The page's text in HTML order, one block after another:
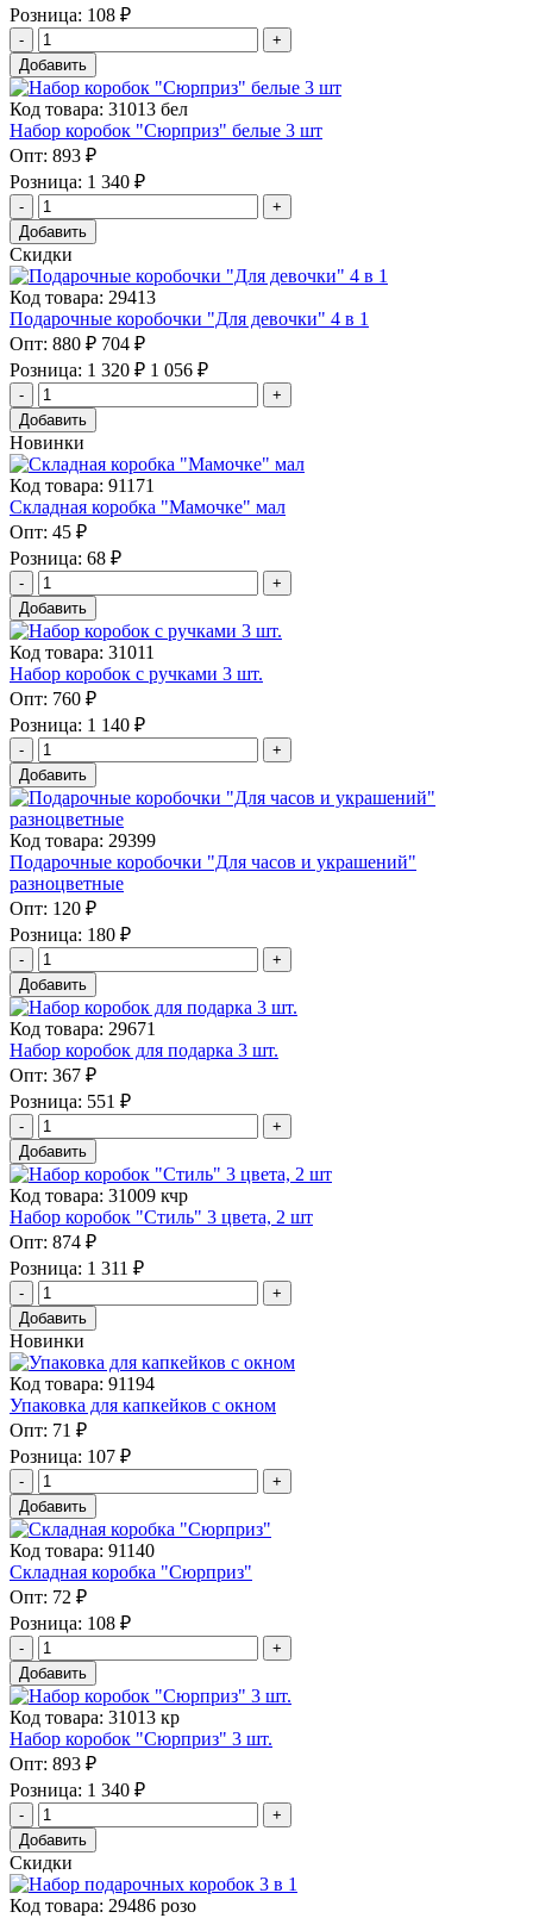
Розница: 108 ₽
Добавить
Код товара: 31013 бел
Набор коробок "Сюрприз" белые 3 шт
Опт: 893 ₽
Розница: 1 340 ₽
Добавить
Скидки
Код товара: 29413
Подарочные коробочки "Для девочки" 4 в 1
Опт: 880 ₽ 704 ₽
Розница: 1 320 ₽ 1 056 ₽
Добавить
Новинки
Код товара: 91171
Складная коробка "Мамочке" мал
Опт: 45 ₽
Розница: 68 ₽
Добавить
Код товара: 31011
Набор коробок с ручками 3 шт.
Опт: 760 ₽
Розница: 1 140 ₽
Добавить
Код товара: 29399
Подарочные коробочки "Для часов и украшений"
разноцветные
Опт: 120 ₽
Розница: 180 ₽
Добавить
Код товара: 29671
Набор коробок для подарка 3 шт.
Опт: 367 ₽
Розница: 551 ₽
Добавить
Код товара: 31009 кчр
Набор коробок "Стиль" 3 цвета, 2 шт
Опт: 874 ₽
Розница: 1 311 ₽
Добавить
Новинки
Код товара: 91194
Упаковка для капкейков с окном
Опт: 71 ₽
Розница: 107 ₽
Добавить
Код товара: 91140
Складная коробка "Сюрприз"
Опт: 72 ₽
Розница: 108 ₽
Добавить
Код товара: 31013 кр
Набор коробок "Сюрприз" 3 шт.
Опт: 893 ₽
Розница: 1 340 ₽
Добавить
Скидки
Код товара: 29486 розо